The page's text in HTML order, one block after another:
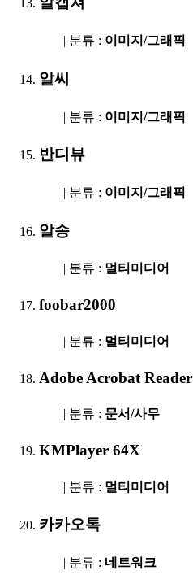
| 분류 : 이미지/그래픽
알씨
| 분류 : 이미지/그래픽
반디뷰
| 분류 : 이미지/그래픽
알송
| 분류 : 멀티미디어
foobar2000
| 분류 : 멀티미디어
Adobe Acrobat Reader
| 분류 : 문서/사무
KMPlayer 64X
| 분류 : 멀티미디어
카카오톡
| 분류 : 네트워크